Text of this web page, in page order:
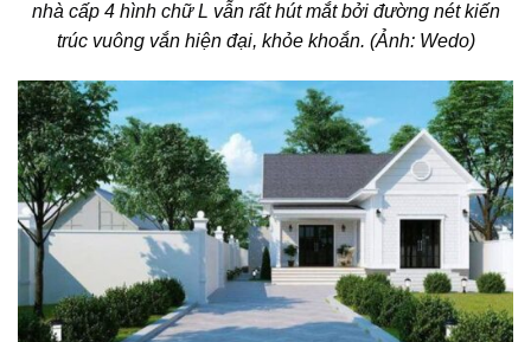
nhà cấp 4 hình chữ L vẫn rất hút mắt bởi đường nét kiến
trúc vuông vắn hiện đại, khỏe khoắn. (Ảnh: Wedo)